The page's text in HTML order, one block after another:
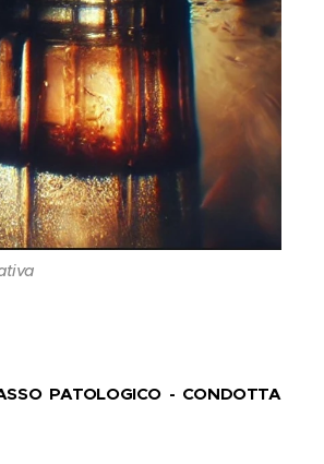
PATOLOGICO - CONDOTTA